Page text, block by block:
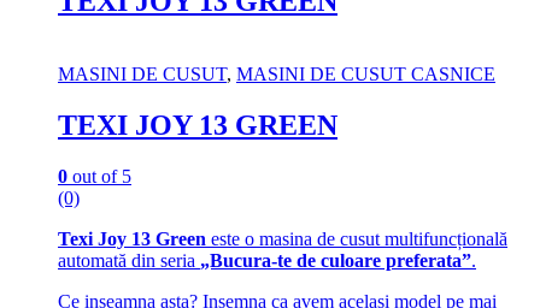
MASINI DE CUSUT, MASINI DE CUSUT CASNICE
TEXI JOY 13 GREEN
0 out of 5
(0)
Texi Joy 13 Green este o masina de cusut multifuncțională
automată din seria „Bucura-te de culoare preferata”.
Ce inseamna asta? Insemna ca avem acelasi model pe mai